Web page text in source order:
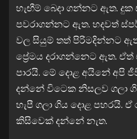
හැඟීම් බෙදා ගන්නට ඇත.
පවරාගන්නට ඇත. හදවත්
වල සියුම් තත් පිරිමදින්නට
ප්‍රේමය දරාගන්නෙට ඇත.
පාරයි. මේ දොළ අයිනේ අපි
දන්නේ විටෙක නිසලව ගලා
හැපී ගලා ගිය දොළ පහරයි.
කිසිවෙක් දන්නේ නැත.